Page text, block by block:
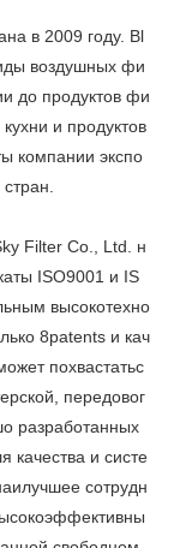
в 2009 году. Bl
воздушных фи
до продуктов фи
и продуктов
компании экспо
Filter Co., Ltd. н
ISO9001 и IS
высокотехно
8patents и кач
похвастатьс
передовог
разработанных
качества и систе
сотрудн